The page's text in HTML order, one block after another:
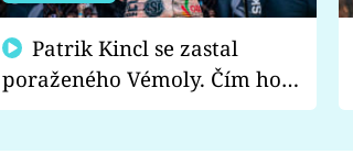
poraženého Vémoly. Čím ho
fanoušci naštvali?